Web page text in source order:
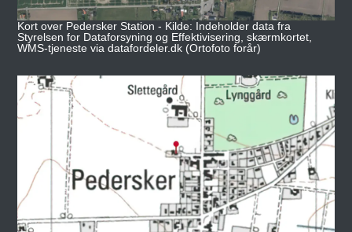
Kort over Pedersker Station - Kilde: Indeholder data fra
Styrelsen for Dataforsyning og Effektivisering, skærmkortet,
WMS-tjeneste via datafordeler.dk (Ortofoto forår)